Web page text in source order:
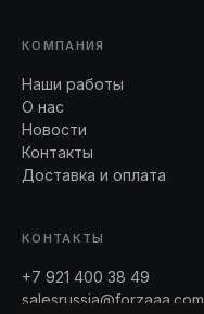
КОМПАНИЯ
Наши работы
О нас
Новости
Контакты
Доставка и оплата
КОНТАКТЫ
+7 921 400 38 49
salesrussia@forzaaa.com